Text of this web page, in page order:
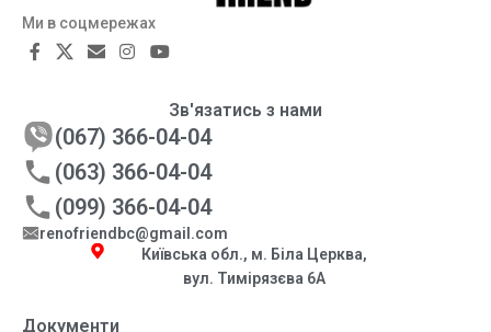
Ми в соцмережах
Документи
Зв'язатись з нами
(067) 366-04-04
(063) 366-04-04
(099) 366-04-04
renofriendbc@gmail.com
Київська обл., м. Біла Церква,
вул. Тимірязєва 6А